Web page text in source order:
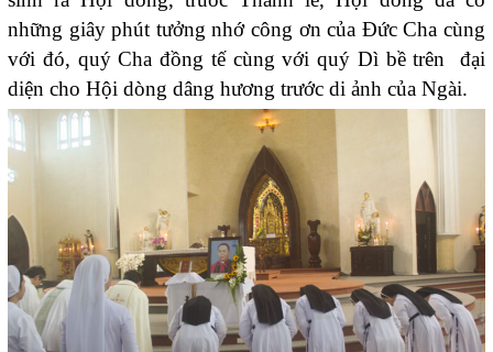
những giây phút tưởng nhớ công ơn của Đức Cha cùng
với đó, quý Cha đồng tế cùng với quý Dì bề trên đại
diện cho Hội dòng dâng hương trước di ảnh của Ngài.